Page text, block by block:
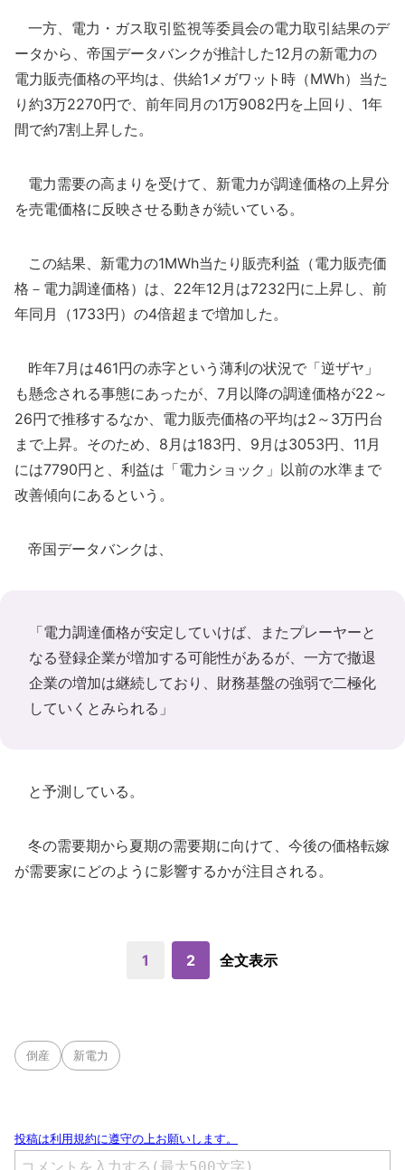
一方、電力・ガス取引監視等委員会の電力取引結果のデ
ータから、帝国データバンクが推計した12月の新電力の
電力販売価格の平均は、供給1メガワット時（MWh）当た
り約3万2270円で、前年同月の1万9082円を上回り、1年
間で約7割上昇した。
電力需要の高まりを受けて、新電力が調達価格の上昇分
を売電価格に反映させる動きが続いている。
この結果、新電力の1MWh当たり販売利益（電力販売価
格－電力調達価格）は、22年12月は7232円に上昇し、前
年同月（1733円）の4倍超まで増加した。
昨年7月は461円の赤字という薄利の状況で「逆ザヤ」
も懸念される事態にあったが、7月以降の調達価格が22～
26円で推移するなか、電力販売価格の平均は2～3万円台
まで上昇。そのため、8月は183円、9月は3053円、11月
には7790円と、利益は「電力ショック」以前の水準まで
改善傾向にあるという。
帝国データバンクは、
「電力調達価格が安定していけば、またプレーヤーと
なる登録企業が増加する可能性があるが、一方で撤退
企業の増加は継続しており、財務基盤の強弱で二極化
していくとみられる」
と予測している。
冬の需要期から夏期の需要期に向けて、今後の価格転嫁
が需要家にどのように影響するかが注目される。
1 2 全文表示
倒産 新電力